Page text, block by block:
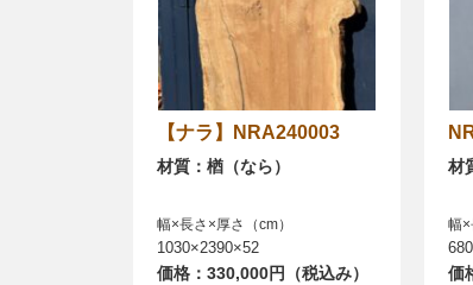
【ナラ】NRA240003
材質：楢（なら）
幅×長さ×厚さ（cm）
1030×2390×52
価格：330,000円（税込み）
材
幅×
価